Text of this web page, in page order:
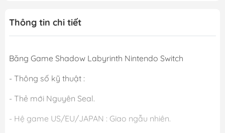
Thông tin chi tiết
Băng Game Shadow Labyrinth Nintendo Switch
- Thông số kỹ thuật :
- Thẻ mới Nguyên Seal.
- Hệ game US/EU/JAPAN : Giao ngẫu nhiên.